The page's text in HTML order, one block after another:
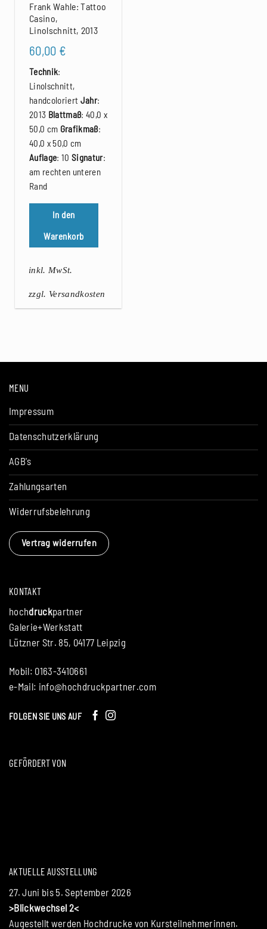
Frank Wahle: Tattoo
Casino,
Linolschnitt, 2013
60,00 €
Technik:
Linolschnitt,
handcoloriert Jahr:
2013 Blattmaß: 40,0 x
50,0 cm Grafikmaß:
40,0 x 50,0 cm
Auflage: 10 Signatur:
am rechten unteren
Rand
In den
Warenkorb
inkl. MwSt.
zzgl. Versandkosten
KONTAKT
hochdruckpartner
Galerie+Werkstatt
Lützner Str. 85, 04177 Leipzig
Mobil: 0163-3410661
e-Mail: info@hochdruckpartner.com
FOLGEN SIE UNS AUF
GEFÖRDERT VON
AKTUELLE AUSSTELLUNG
27. Juni bis 5. September 2026
>Blickwechsel 2<
Augestellt werden Hochdrucke von Kursteilnehmerinnen.
MENU
Impressum
Datenschutzerklärung
AGB's
Zahlungsarten
Widerrufsbelehrung
Vertrag widerrufen